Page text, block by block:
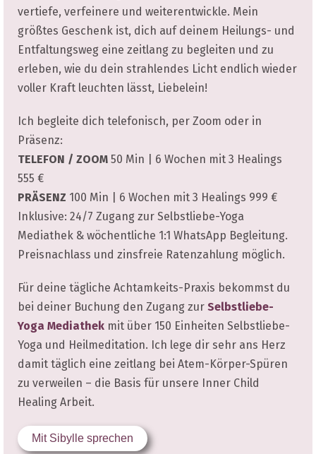
vertiefe, verfeinere und weiterentwickle. Mein
größtes Geschenk ist, dich auf deinem Heilungs- und
Entfaltungsweg eine zeitlang zu begleiten und zu
erleben, wie du dein strahlendes Licht endlich wieder
voller Kraft leuchten lässt, Liebelein!
Ich begleite dich telefonisch, per Zoom oder in
Präsenz:
TELEFON / ZOOM 50 Min | 6 Wochen mit 3 Healings
555 €
PRÄSENZ 100 Min | 6 Wochen mit 3 Healings 999 €
Inklusive: 24/7 Zugang zur Selbstliebe-Yoga
Mediathek & wöchentliche 1:1 WhatsApp Begleitung.
Preisnachlass und zinsfreie Ratenzahlung möglich.
Für deine tägliche Achtamkeits-Praxis bekommst du
bei deiner Buchung den Zugang zur Selbstliebe-
Yoga Mediathek mit über 150 Einheiten Selbstliebe-
Yoga und Heilmeditation. Ich lege dir sehr ans Herz
damit täglich eine zeitlang bei Atem-Körper-Spüren
zu verweilen – die Basis für unsere Inner Child
Healing Arbeit.
Mit Sibylle sprechen